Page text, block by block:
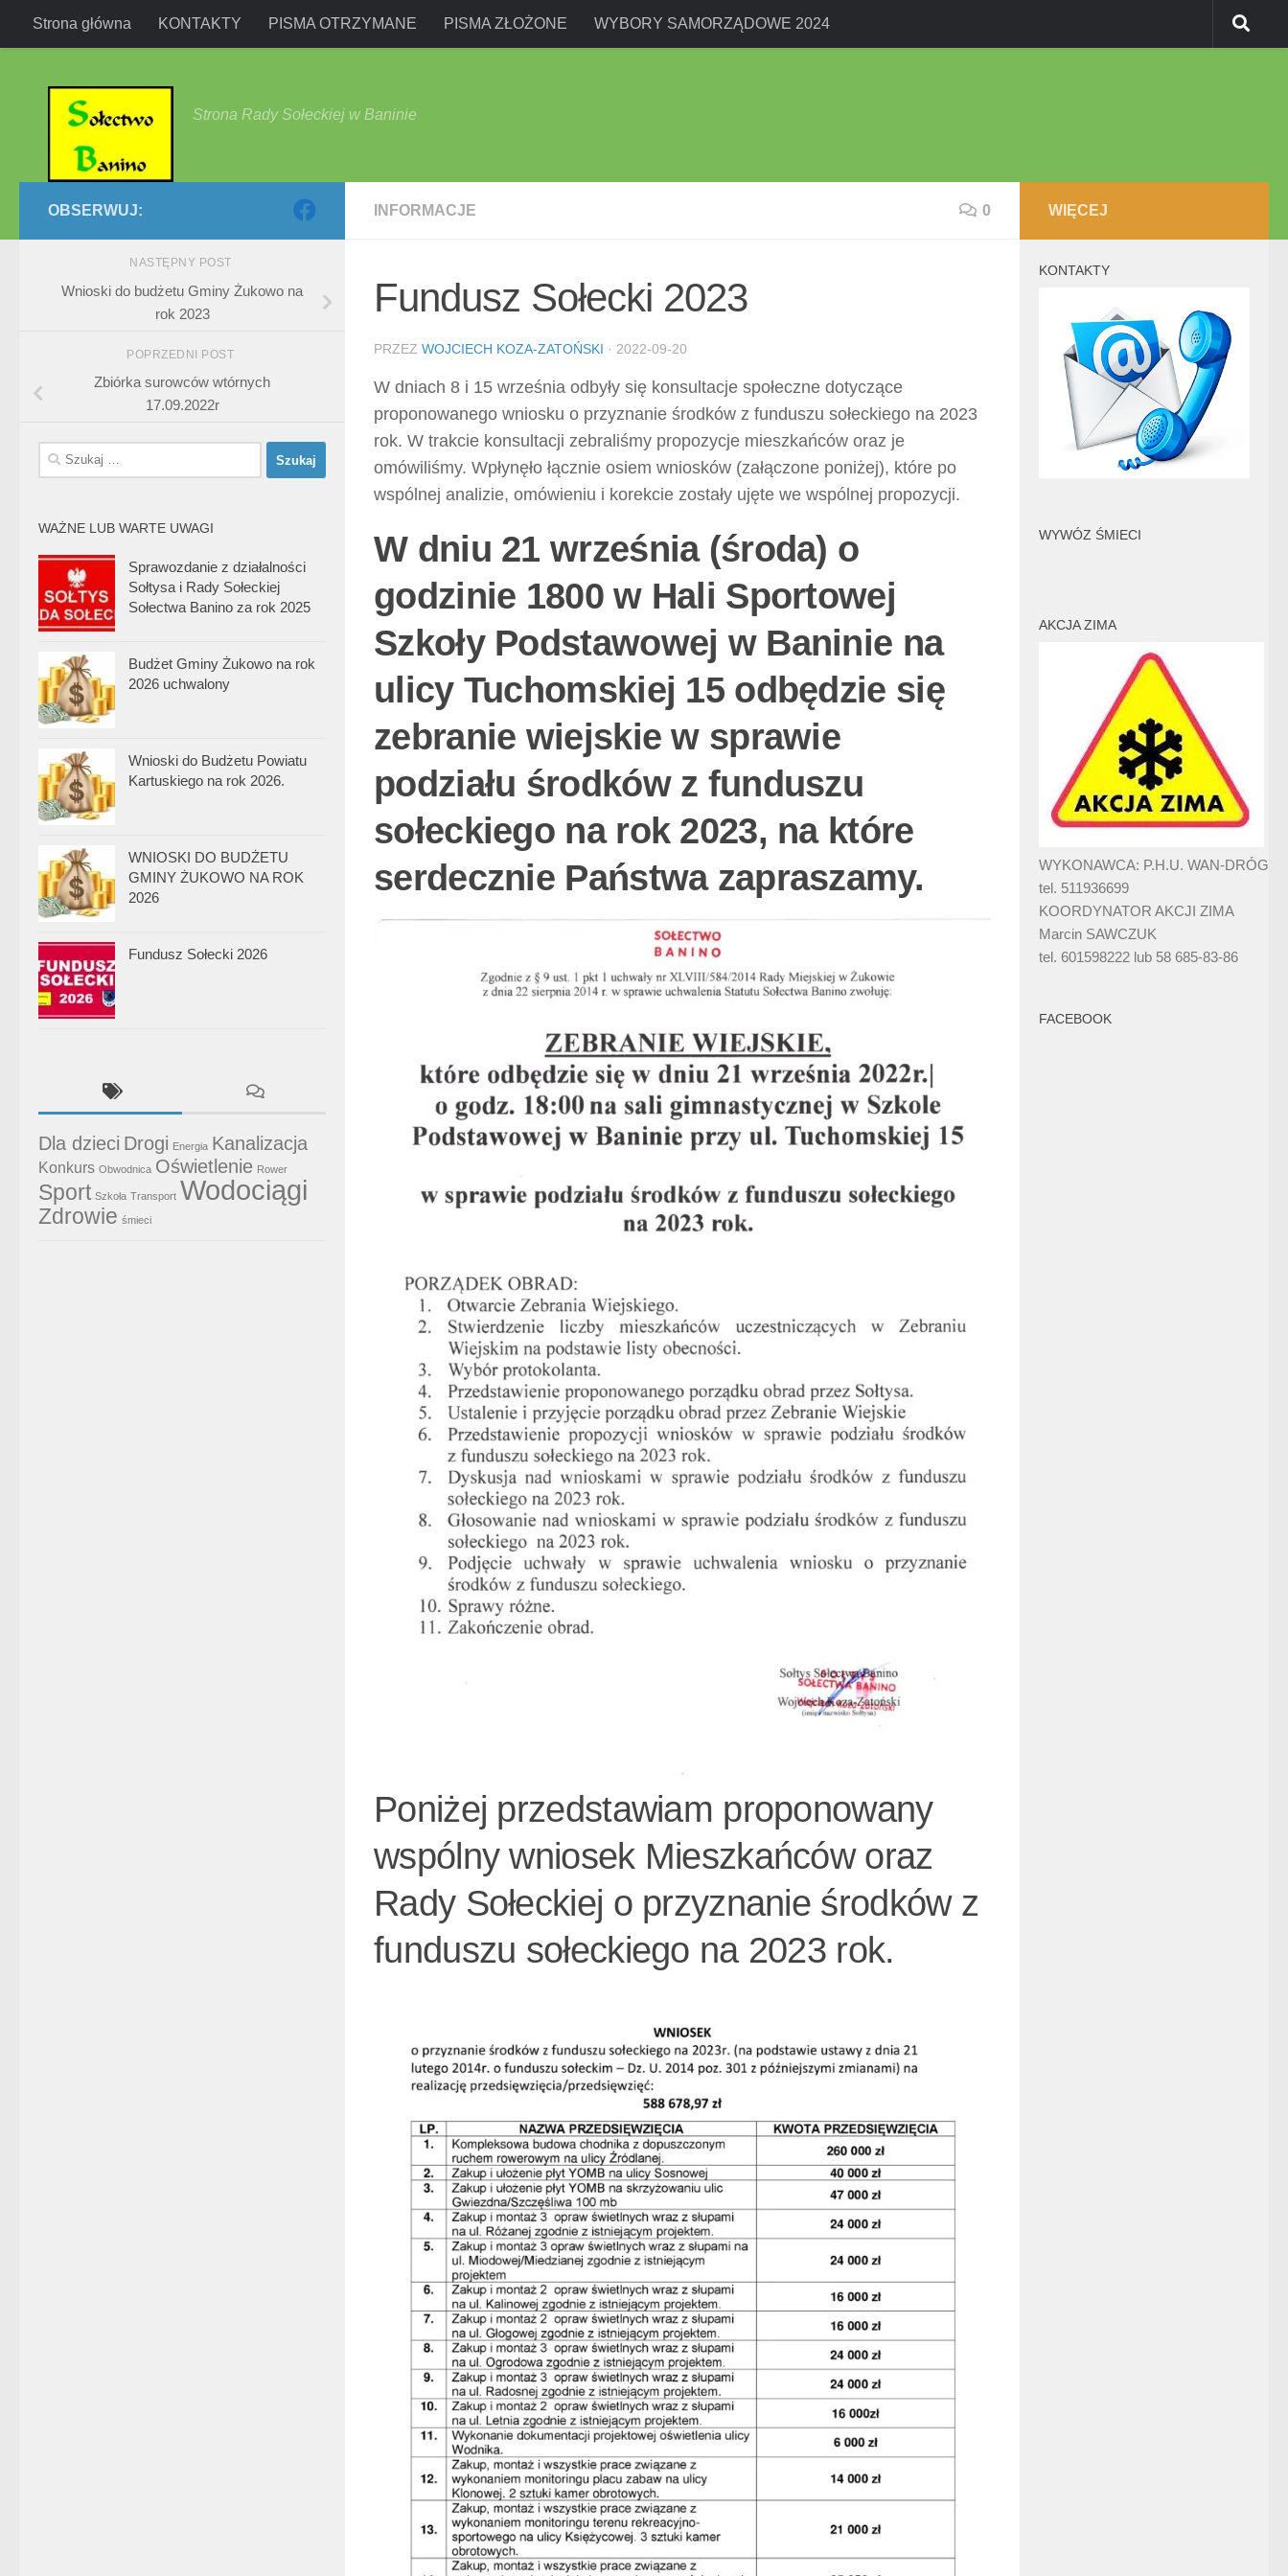
Przejdź do treści
Strona główna KONTAKTY PISMA OTRZYMANE PISMA ZŁOŻONE WYBORY SAMORZĄDOWE 2024
Strona Rady Sołeckiej w Baninie
INFORMACJE 0
Fundusz Sołecki 2023
PRZEZ WOJCIECH KOZA-ZATOŃSKI · 2022-09-20
W dniach 8 i 15 września odbyły się konsultacje społeczne dotyczące
proponowanego wniosku o przyznanie środków z funduszu sołeckiego na 2023
rok. W trakcie konsultacji zebraliśmy propozycje mieszkańców oraz je
omówiliśmy. Wpłynęło łącznie osiem wniosków (załączone poniżej), które po
wspólnej analizie, omówieniu i korekcie zostały ujęte we wspólnej propozycji.
W dniu 21 września (środa) o
godzinie 1800 w Hali Sportowej
Szkoły Podstawowej w Baninie na
ulicy Tuchomskiej 15 odbędzie się
zebranie wiejskie w sprawie
podziału środków z funduszu
sołeckiego na rok 2023, na które
serdecznie Państwa zapraszamy.
Poniżej przedstawiam proponowany
wspólny wniosek Mieszkańców oraz
Rady Sołeckiej o przyznanie środków z
funduszu sołeckiego na 2023 rok.
OBSERWUJ:
NASTĘPNY POST
Wnioski do budżetu Gminy Żukowo na
rok 2023
POPRZEDNI POST
Zbiórka surowców wtórnych
17.09.2022r
Szukaj:
WAŻNE LUB WARTE UWAGI
Sprawozdanie z działalności
Sołtysa i Rady Sołeckiej
Sołectwa Banino za rok 2025
Budżet Gminy Żukowo na rok
2026 uchwalony
Wnioski do Budżetu Powiatu
Kartuskiego na rok 2026.
WNIOSKI DO BUDŻETU
GMINY ŻUKOWO NA ROK
2026
Fundusz Sołecki 2026
Dla dzieci Drogi Energia Kanalizacja
Konkurs Obwodnica Oświetlenie Rower
Sport Szkoła Transport Wodociągi
Zdrowie śmieci
WIĘCEJ
KONTAKTY
WYWÓZ ŚMIECI
AKCJA ZIMA
WYKONAWCA: P.H.U. WAN-DRÓG
tel. 511936699
KOORDYNATOR AKCJI ZIMA
Marcin SAWCZUK
tel. 601598222 lub 58 685-83-86
FACEBOOK